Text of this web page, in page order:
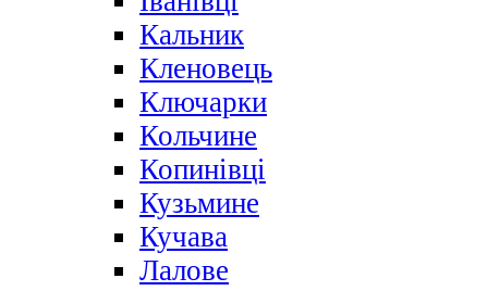
Кальник
Кленовець
Ключарки
Кольчине
Копинівці
Кузьмине
Кучава
Лалове